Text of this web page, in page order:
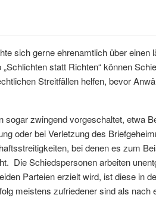
sich gerne ehrenamtlich über einen
statt Richten“ können
Streitfällen helfen, bevor
zwingend vorgeschaltet, etwa
oder bei Verletzung des
bei denen es zum
Die Schiedspersonen arbeiten
Parteien erzielt wird, ist diese in
meistens zufriedener sind als nach